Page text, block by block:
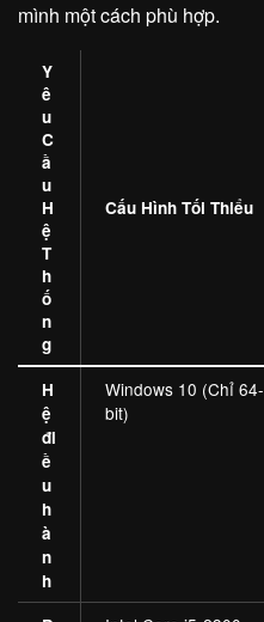
mình một cách phù hợp.
Y
ê
u
C
ầ
u
H
ệ
T
h
ố
n
g
Cấu Hình Tối Thiểu
H
ệ
đi
ề
u
h
à
n
h
Windows 10 (Chỉ 64-
bit)